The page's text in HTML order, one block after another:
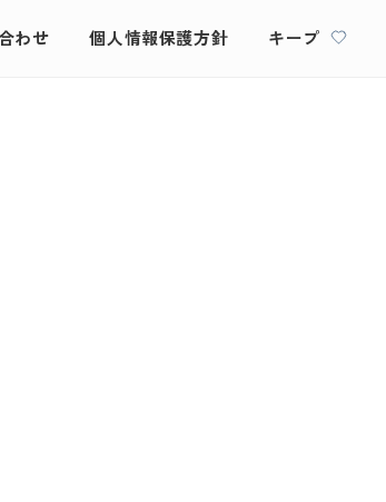
わせ 個人情報保護方針 キープ